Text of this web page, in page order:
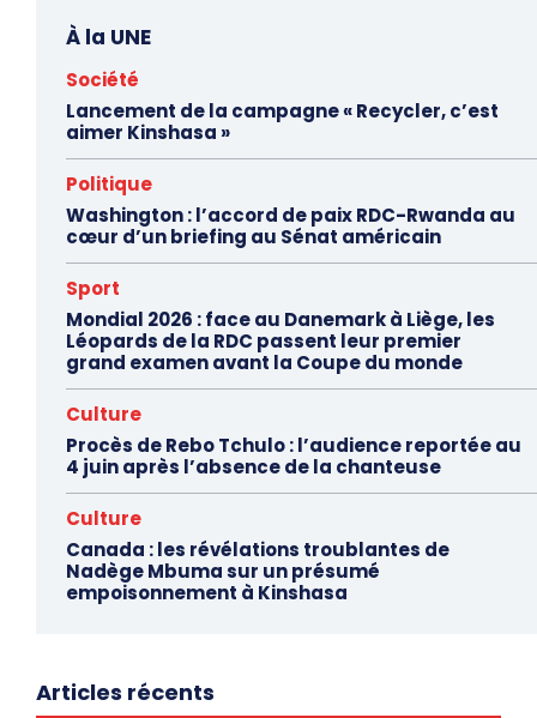
À la UNE
Société
Lancement de la campagne « Recycler, c’est
aimer Kinshasa »
Politique
Washington : l’accord de paix RDC-Rwanda au
cœur d’un briefing au Sénat américain
Sport
Mondial 2026 : face au Danemark à Liège, les
Léopards de la RDC passent leur premier
grand examen avant la Coupe du monde
Culture
Procès de Rebo Tchulo : l’audience reportée au
4 juin après l’absence de la chanteuse
Culture
Canada : les révélations troublantes de
Nadège Mbuma sur un présumé
empoisonnement à Kinshasa
Articles récents